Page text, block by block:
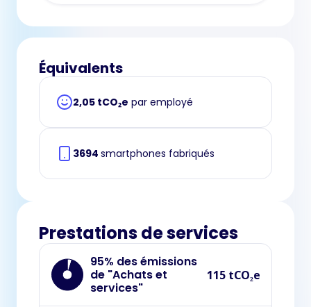
Équivalents
2,05 tCO₂e par employé
3694 smartphones fabriqués
Prestations de services
95% des émissions
de "Achats et
services"
115 tCO₂e